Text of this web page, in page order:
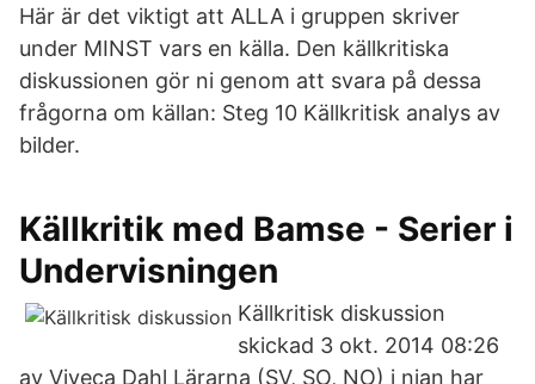
Här är det viktigt att ALLA i gruppen skriver
under MINST vars en källa. Den källkritiska
diskussionen gör ni genom att svara på dessa
frågorna om källan: Steg 10 Källkritisk analys av
bilder.
Källkritik med Bamse - Serier i
Undervisningen
Källkritisk diskussion
skickad 3 okt. 2014 08:26
av Viveca Dahl Lärarna (SV, SO, NO) i nian har